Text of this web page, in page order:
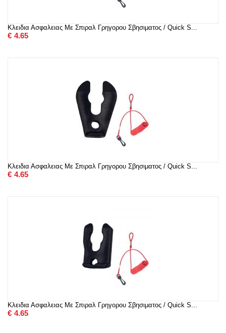
Κλειδια Ασφαλειας Με Σπιραλ Γρηγορου Σβησιματος / Quick S...
€ 4.65
Κλειδια Ασφαλειας Με Σπιραλ Γρηγορου Σβησιματος / Quick S...
€ 4.65
Κλειδια Ασφαλειας Με Σπιραλ Γρηγορου Σβησιματος / Quick S...
€ 4.65